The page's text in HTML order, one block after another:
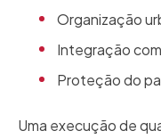
Organização
Integração
Proteção do
Uma execução de